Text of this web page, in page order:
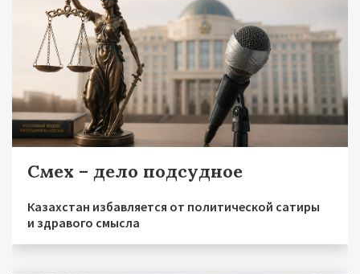
Смех – дело подсудное
Казахстан избавляется от политической сатиры
и здравого смысла